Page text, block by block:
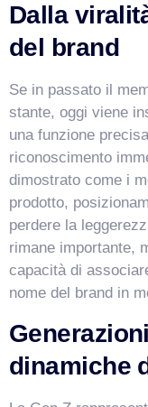
Dalla
del brand
Se in passato il
stante, oggi viene
una funzione
riconoscimento
dimostrato come i
prodotto,
perdere la
rimane importante,
capacità di
nome del brand in
dinamiche